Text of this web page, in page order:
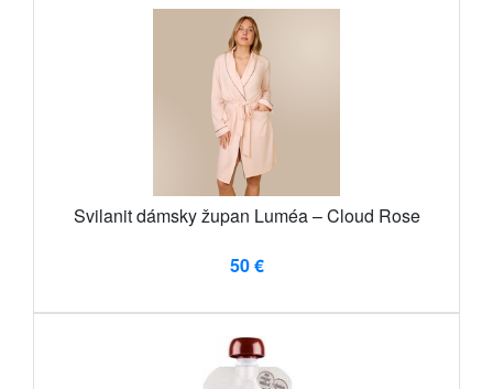
Svilanit dámsky župan Luméa – Cloud Rose
50 €